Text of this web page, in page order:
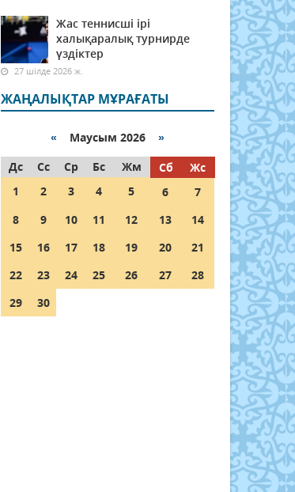
Жас теннисші ірі
халықаралық турнирде
үздіктер
27 шілде 2026 ж.
ЖАҢАЛЫҚТАР МҰРАҒАТЫ
« Маусым 2026 »
Дс
Сс Ср Бс Жм Сб
Жс
1
2 3 4 5 6
7
8
9 10 11 12 13
14
15
16 17 18 19 20
21
22
23 24 25 26 27
28
29
30